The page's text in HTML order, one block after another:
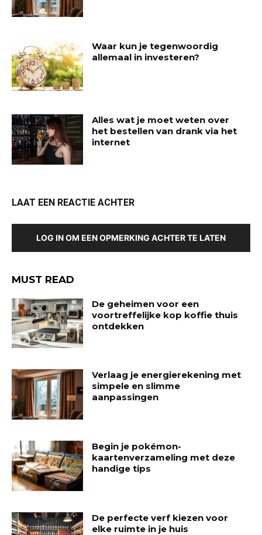
Waar kun je tegenwoordig
allemaal in investeren?
Alles wat je moet weten over
het bestellen van drank via het
internet
LAAT EEN REACTIE ACHTER
LOG IN OM EEN OPMERKING ACHTER TE LATEN
MUST READ
De geheimen voor een
voortreffelijke kop koffie thuis
ontdekken
Verlaag je energierekening met
simpele en slimme
aanpassingen
Begin je pokémon-
kaartenverzameling met deze
handige tips
De perfecte verf kiezen voor
elke ruimte in je huis